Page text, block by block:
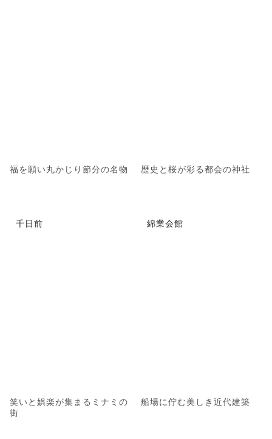
福を願い丸かじり節分の名物 歴史と桜が彩る都会の神社
千日前
笑いと娯楽が集まるミナミの
街
綿業会館
船場に佇む美しき近代建築